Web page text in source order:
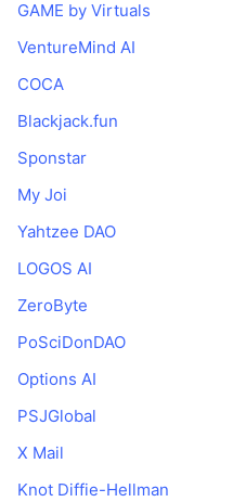
GAME by Virtuals
VentureMind AI
COCA
Blackjack.fun
Sponstar
My Joi
Yahtzee DAO
LOGOS AI
ZeroByte
PoSciDonDAO
Options AI
PSJGlobal
X Mail
Knot Diffie-Hellman